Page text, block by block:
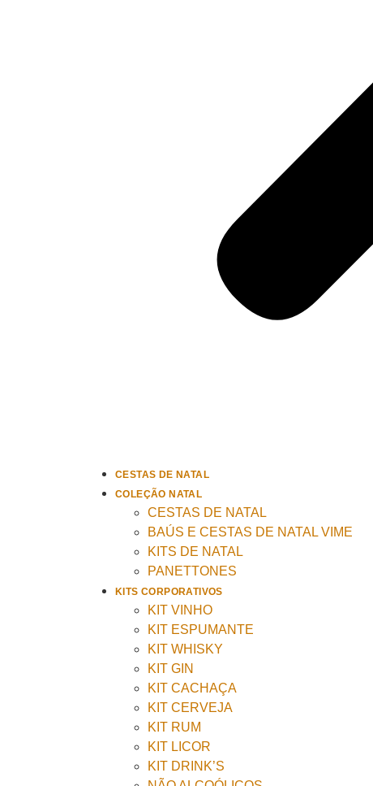
CESTAS DE NATAL
COLEÇÃO NATAL
CESTAS DE NATAL
BAÚS E CESTAS DE NATAL VIME
KITS DE NATAL
PANETTONES
KITS CORPORATIVOS
KIT VINHO
KIT ESPUMANTE
KIT WHISKY
KIT GIN
KIT CACHAÇA
KIT CERVEJA
KIT RUM
KIT LICOR
KIT DRINK’S